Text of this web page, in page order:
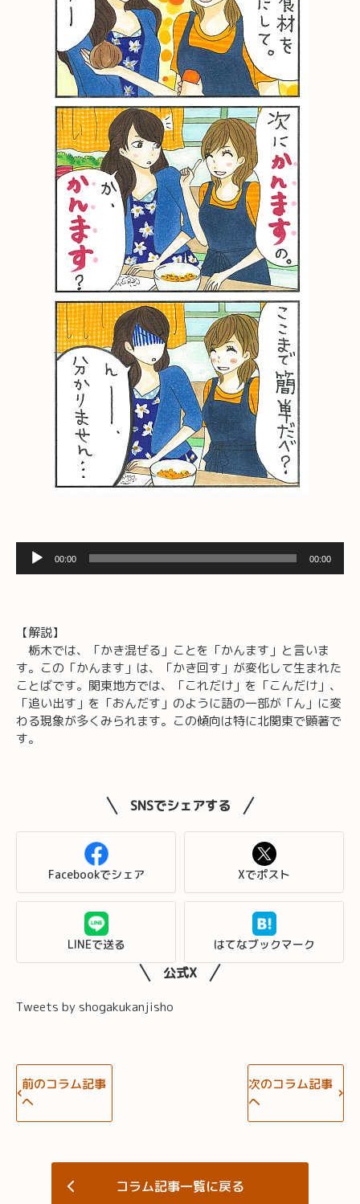
ヤ
00:00 00:00
【解説】
栃木では、「かき混ぜる」ことを「かんます」と言いま
す。この「かんます」は、「かき回す」が変化して生まれた
ことばです。関東地方では、「これだけ」を「こんだけ」、
「追い出す」を「おんだす」のように語の一部が「ん」に変
わる現象が多くみられます。この傾向は特に北関東で顕著で
す。
SNSでシェアする
Facebookでシェア Xでポスト
LINEで送る はてなブックマーク
公式X
Tweets by shogakukanjisho
前のコラム記事
へ
次のコラム記事
へ
コラム記事一覧に戻る